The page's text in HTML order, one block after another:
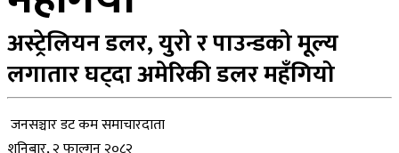
अस्ट्रेलियन डलर, युरो र पाउन्डको मूल्य
लगातार घट्दा अमेरिकी डलर महँगियो
जनसञ्चार डट कम समाचारदाता